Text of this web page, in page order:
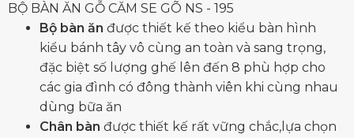
BỘ BÀN ĂN GỖ CĂM SE GÕ NS - 195
Bộ bàn ăn được thiết kế theo kiểu bàn hình
kiểu bánh tây vô cùng an toàn và sang trọng,
đặc biệt số lượng ghế lên đến 8 phù hợp cho
các gia đình có đông thành viên khi cùng nhau
dùng bữa ăn
Chân bàn được thiết kế rất vững chắc,lựa chọn